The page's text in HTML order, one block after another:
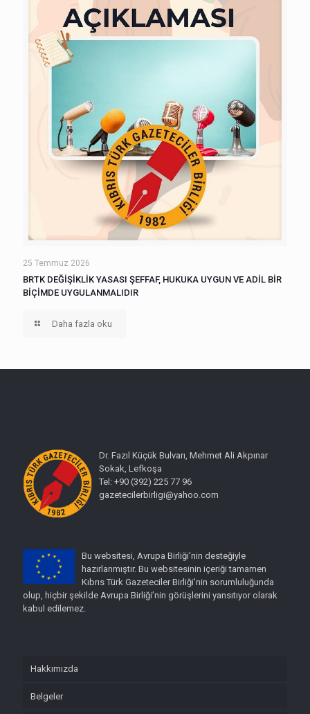
25 Temmuz 2026
BRTK DEĞİŞİKLİK YASASI ŞEFFAF, HUKUKA UYGUN VE ADİL BİR
BİÇİMDE UYGULANMALIDIR
Daha fazla oku
Dr. Fazıl Küçük Bulvarı, Mehmet Ali Akpınar
Sokak, Lefkoşa
Tel: +90 (392) 225 77 96
gazetecilerbirligi@yahoo.com
Bu websitesi, Avrupa Birliği’nin desteğiyle
hazırlanmıştır. Bu websitesinin içeriği tamamen
Kıbrıs Türk Gazeteciler Birliği'nin sorumluluğunda
olup, hiçbir şekilde Avrupa Birliği’nin görüşlerini yansıtıyor olarak
kabul edilemez.
Hakkımızda
Belgeler